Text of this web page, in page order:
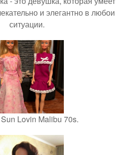
и элегантно в любои
ситуации.
Lovin Malibu 70s.